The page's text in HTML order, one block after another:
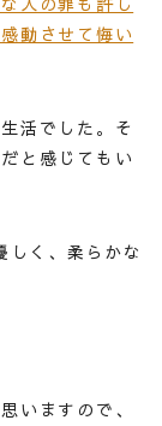
動させて悔い
活でした。そ
と感じてもい
しく、柔らかな
いますので、